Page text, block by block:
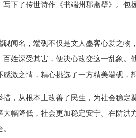
下了传世诗作《书端州郡斋壁》。包
砚闻名，端砚不仅是文人墨客心爱之
姓深受其害，便决心改变这一乱象
激之情，精心挑选了一方精美端砚，
措，从根本上改善了民生，为社会稳
幅降低，社会更加稳定安宁。在防